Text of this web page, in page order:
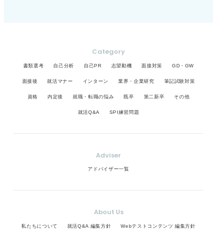
Category
書類選考 自己分析 自己PR 志望動機 面接対策 GD・GW
面接後 就活マナー インターン 業界・企業研究 筆記試験対策
資格 内定後 就職・転職の悩み 既卒 第二新卒 その他
就活Q&A SPI練習問題
Adviser
アドバイザー一覧
About Us
私たちについて 就活Q&A 編集方針 Webテストコンテンツ 編集方針